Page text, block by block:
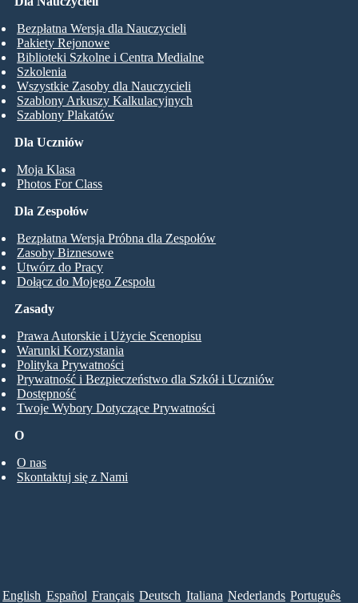
Dla Uczniów
Moja Klasa
Photos For Class
Bezpłatna Wersja dla Nauczycieli
Pakiety Rejonowe
Biblioteki Szkolne i Centra Medialne
Szkolenia
Wszystkie Zasoby dla Nauczycieli
Szablony Arkuszy Kalkulacyjnych
Szablony Plakatów
Dla Zespołów
Bezpłatna Wersja Próbna dla Zespołów
Zasoby Biznesowe
Utwórz do Pracy
Dołącz do Mojego Zespołu
O
O nas
Skontaktuj się z Nami
Zasady
Prawa Autorskie i Użycie Scenopisu
Warunki Korzystania
Polityka Prywatności
Prywatność i Bezpieczeństwo dla Szkół i Uczniów
Dostępność
Twoje Wybory Dotyczące Prywatności
English Español Français Deutsch Italiana Nederlands Português